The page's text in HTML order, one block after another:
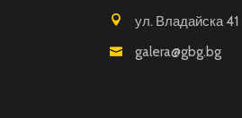
ул. Владайска 41
galera@gbg.bg